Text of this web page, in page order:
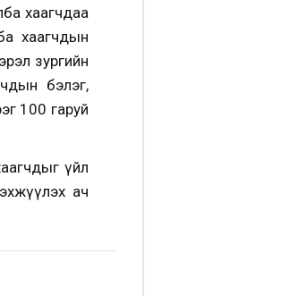
хаагчдаа
хаагчдын
зургийн
бэлэг,
100 гаруй
үйл
ач